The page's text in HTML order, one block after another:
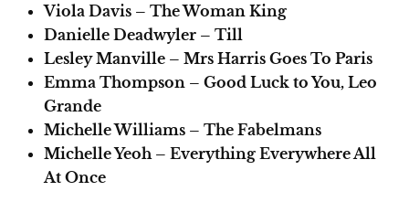
Viola Davis – The Woman King
Danielle Deadwyler – Till
Lesley Manville – Mrs Harris Goes To Paris
Emma Thompson – Good Luck to You, Leo
Grande
Michelle Williams – The Fabelmans
Michelle Yeoh – Everything Everywhere All
At Once